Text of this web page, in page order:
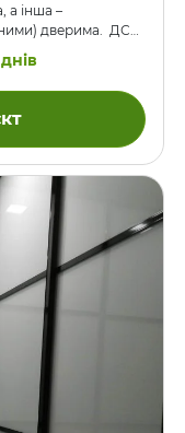
а інша –
дверима. ДСП
шафи, що ліворуч,